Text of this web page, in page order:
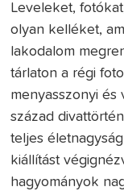
Leveleket,
olyan kelléket,
lakodalom
tárlaton a régi
menyasszonyi
század
teljes
kiállítást
hagyományok